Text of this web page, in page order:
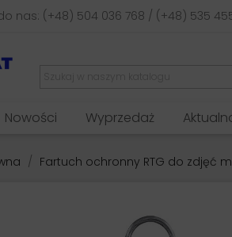
nas: (+48) 504 036 768 / (+48) 535
Nowości Wyprzedaż
Fartuch ochronny RTG do zdjęć